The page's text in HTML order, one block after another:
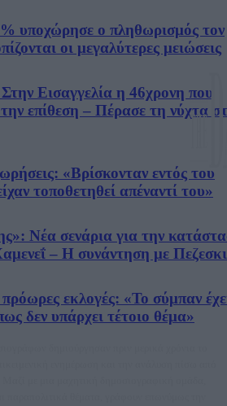
υποχώρησε ο πληθωρισμός τον
οι μεγαλύτερες μειώσεις
Εισαγγελία η 46χρονη που
επίθεση – Πέρασε τη νύχτα
«Bρίσκονταν εντός του
τοποθετηθεί απέναντί του»
Νέα σενάρια για την
– Η συνάντηση με
εκλογές: «Το σύμπαν
δεν υπάρχει τέτοιο θέμα»